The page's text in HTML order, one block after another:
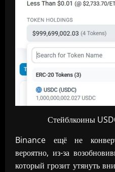
Стейблкоины
Binance ещё не
вероятно, из-за
который грозит утянуть